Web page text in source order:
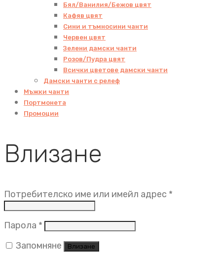
Бял/Ванилия/Бежов цвят
Кафяв цвят
Сини и тъмносини чанти
Червен цвят
Зелени дамски чанти
Розов/Пудра цвят
Всички цветове дамски чанти
Дамски чанти с релеф
Мъжки чанти
Портмонета
Промоции
Влизане
Потребителско име или имейл адрес *
Парола * Задължително
Запомняне
Влизане